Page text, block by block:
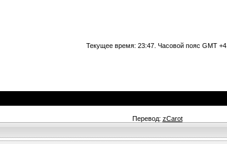
Текущее время: 23:47 . Часовой пояс GMT +4.
Перевод: zCarot